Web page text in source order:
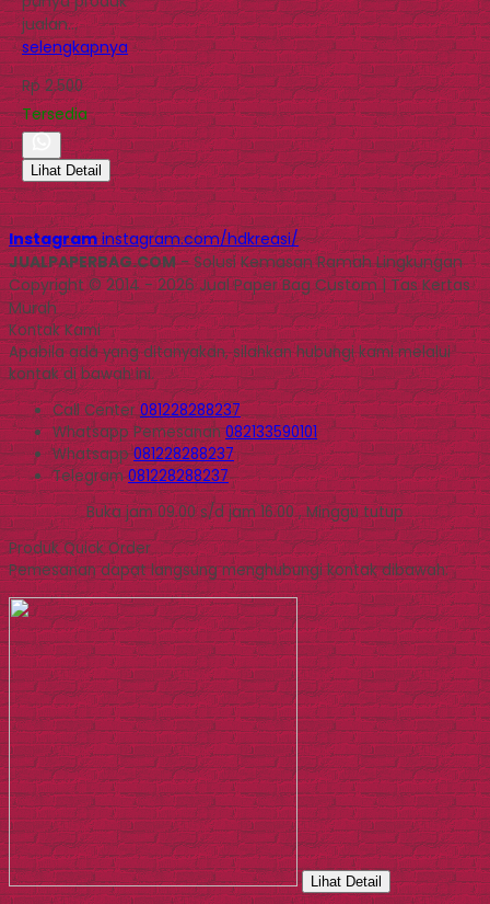
jualan…
selengkapnya
Rp 2.500
Tersedia
Lihat Detail
Instagram instagram.com/hdkreasi/
JUALPAPERBAG.COM- Solusi Kemasan Ramah Lingkungan
Copyright © 2014 - 2026 Jual Paper Bag Custom | Tas Kertas
Murah
Kontak Kami
Apabila ada yang ditanyakan, silahkan hubungi kami melalui
kontak di bawah ini.
Call Center081228288237
WhatsappPemesanan 082133590101
Whatsapp081228288237
Telegram081228288237
Buka jam 09.00 s/d jam 16.00 , Minggu tutup
Produk Quick Order
Pemesanan dapat langsung menghubungi kontak dibawah:
Lihat Detail